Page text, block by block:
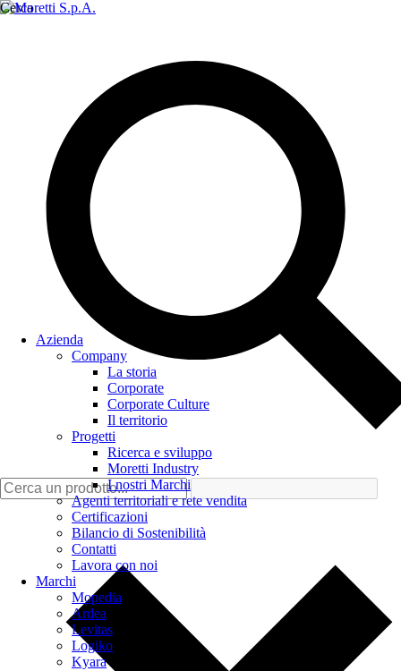
Cerca
Azienda
Company
La storia
Corporate
Corporate Culture
Il territorio
Progetti
Ricerca e sviluppo
Moretti Industry
I nostri Marchi
Agenti territoriali e rete vendita
Certificazioni
Bilancio di Sostenibilità
Contatti
Lavora con noi
Marchi
Mopedia
Ardea
Levitas
Logiko
Kyara